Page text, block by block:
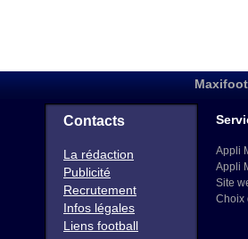
Contacts
La rédaction
Publicité
Recrutement
Infos légales
Liens football
Appli
Appli
Site
Choix